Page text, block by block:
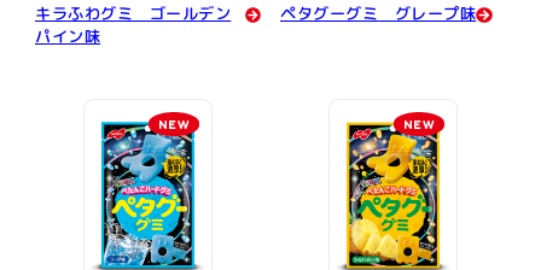
キラふわグミ ゴールデン
パイン味
ペタグーグミ グレープ味
NEW NEW